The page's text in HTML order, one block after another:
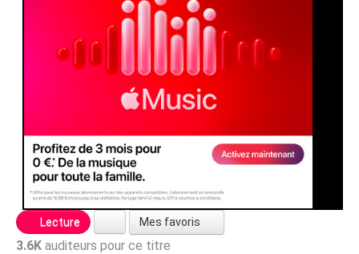
Lecture Mes favoris
3.6K auditeurs pour ce titre